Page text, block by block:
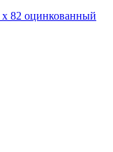
x 82 оцинкованный